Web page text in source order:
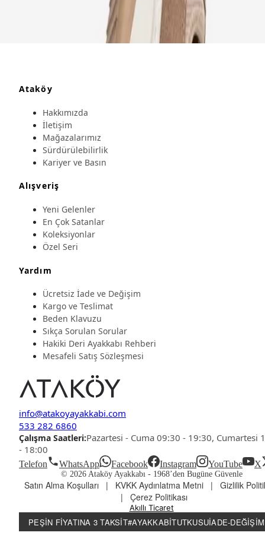
Ataköy
Hakkımızda
İletişim
Mağazalarımız
Sürdürülebilirlik
Kariyer ve Basın
Alışveriş
Yeni Gelenler
En Çok Satanlar
Koleksiyonlar
Özel Seri
Yardım
Ücretsiz İade ve Değişim
Kargo ve Teslimat
Beden Klavuzu
Sıkça Sorulan Sorular
Hakiki Deri Ayakkabı Rehberi
Mesafeli Satış Sözleşmesi
info@atakoyayakkabi.com
533 282 6860
Çalışma Saatleri:Pazartesi - Cuma 09:30 - 19:30, Cumartesi
- 18:00
Telefon WhatsApp Facebook Instagram YouTube X
© 2026 Ataköy Ayakkabı - 1968’den Bugüne Güvenle
Satın Alma Koşulları | KVKK Aydınlatma Metni |
Gizlilik
|
Çerez Politikası
Akıllı Ticaret
PEŞIN FIYATINA 3 TAKSIT#AYAKKABITUTKUSUİADE-DEĞIŞIM